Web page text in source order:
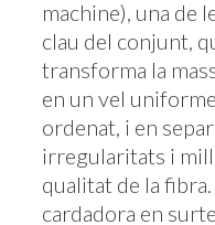
machine), una de
clau del conjunt,
transforma la
en un vel
ordenat, i en
irregularitats i
qualitat de la fibra.
cardadora en